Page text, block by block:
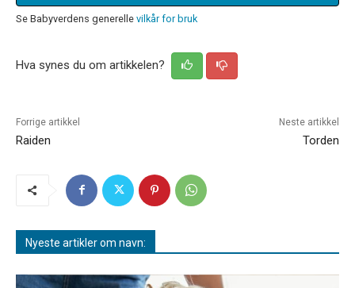
Se Babyverdens generelle vilkår for bruk
Hva synes du om artikkelen?
Forrige artikkel
Raiden
Neste artikkel
Torden
Nyeste artikler om navn: